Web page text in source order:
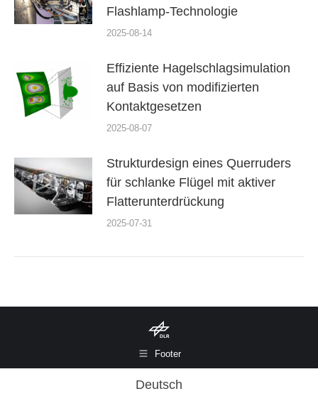
Flashlamp-Technologie
2025-08-14
Effiziente Hagelschlagsimulation
auf Basis von modifizierten
Kontaktgesetzen
2025-08-07
Strukturdesign eines Querruders
für schlanke Flügel mit aktiver
Flatterunterdrückung
2025-07-31
Footer
Deutsch